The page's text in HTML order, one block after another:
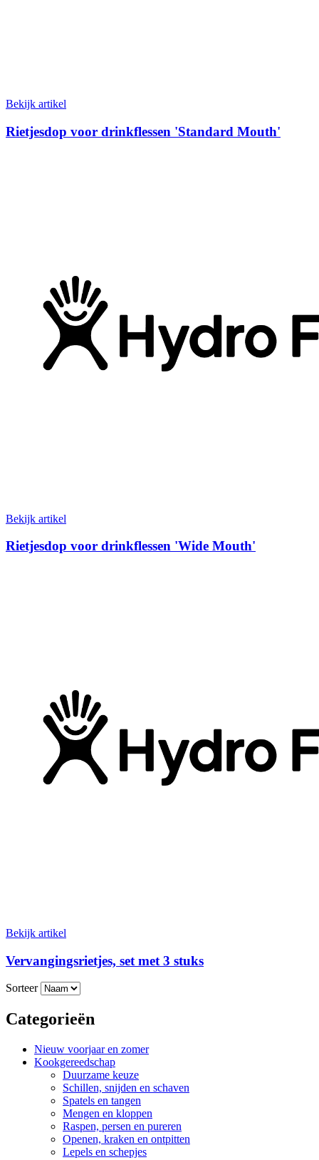
Bekijk artikel
Rietjesdop voor drinkflessen 'Standard Mouth'
Bekijk artikel
Rietjesdop voor drinkflessen 'Wide Mouth'
Bekijk artikel
Vervangingsrietjes, set met 3 stuks
Sorteer
Categorieën
Nieuw voorjaar en zomer
Kookgereedschap
Duurzame keuze
Schillen, snijden en schaven
Spatels en tangen
Mengen en kloppen
Raspen, persen en pureren
Openen, kraken en ontpitten
Lepels en schepjes